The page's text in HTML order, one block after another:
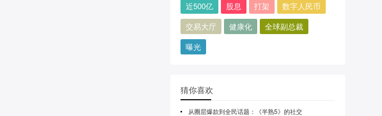
近500亿
股息 打架
数字人民币
交易大厅
健康化
全球副总裁
曝光
猜你喜欢
从圈层爆款到全民话题：《半熟5》的社交